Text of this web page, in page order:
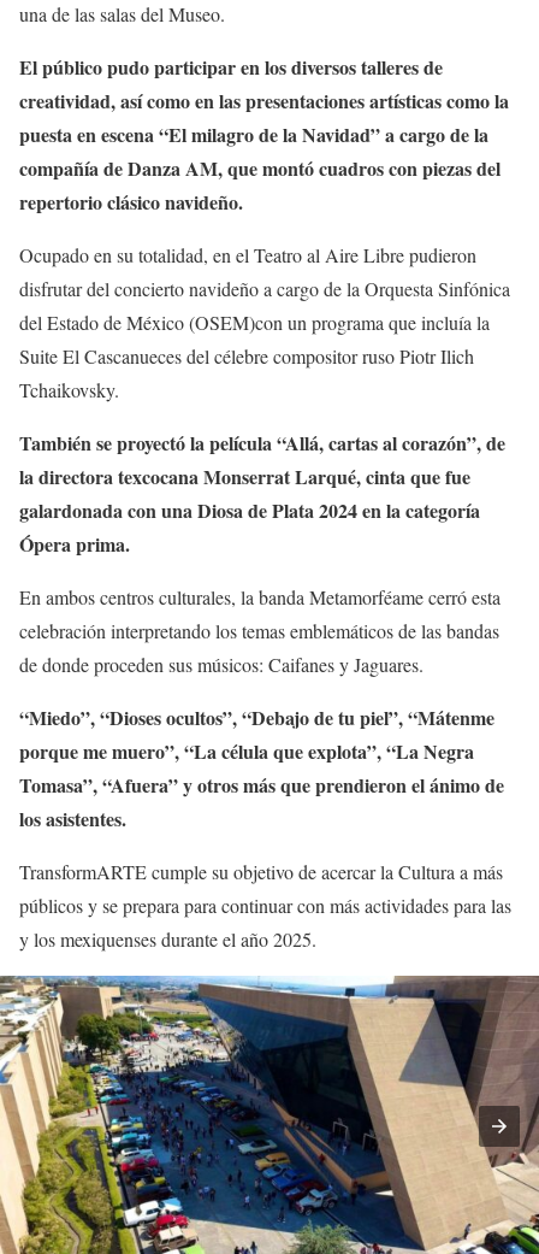
una de las salas del Museo.
El público pudo participar en los diversos talleres de
creatividad, así como en las presentaciones artísticas como la
puesta en escena “El milagro de la Navidad” a cargo de la
compañía de Danza AM, que montó cuadros con piezas del
repertorio clásico navideño.
Ocupado en su totalidad, en el Teatro al Aire Libre pudieron
disfrutar del concierto navideño a cargo de la Orquesta Sinfónica
del Estado de México (OSEM)con un programa que incluía la
Suite El Cascanueces del célebre compositor ruso Piotr Ilich
Tchaikovsky.
También se proyectó la película “Allá, cartas al corazón”, de
la directora texcocana Monserrat Larqué, cinta que fue
galardonada con una Diosa de Plata 2024 en la categoría
Ópera prima.
En ambos centros culturales, la banda Metamorféame cerró esta
celebración interpretando los temas emblemáticos de las bandas
de donde proceden sus músicos: Caifanes y Jaguares.
“Miedo”, “Dioses ocultos”, “Debajo de tu piel”, “Mátenme
porque me muero”, “La célula que explota”, “La Negra
Tomasa”, “Afuera” y otros más que prendieron el ánimo de
los asistentes.
TransformARTE cumple su objetivo de acercar la Cultura a más
públicos y se prepara para continuar con más actividades para las
y los mexiquenses durante el año 2025.